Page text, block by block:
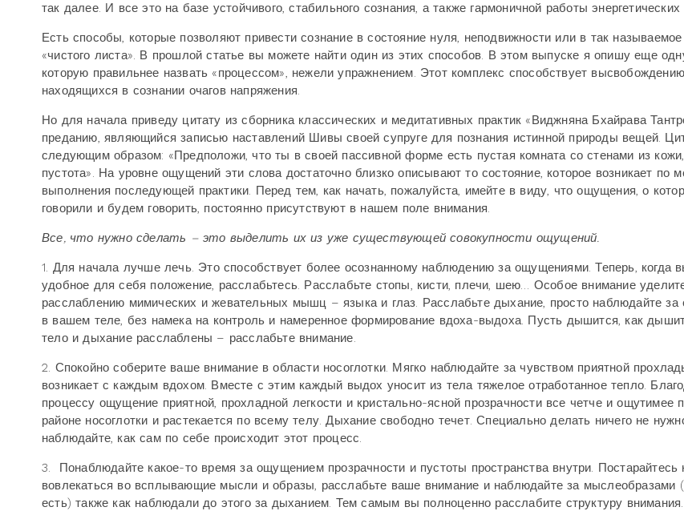
так далее. И все это на базе устойчивого, стабильного сознания, а также гармоничной работы энергетических
Есть способы, которые позволяют привести сознание в состояние нуля, неподвижности или в так называемое
«чистого листа». В прошлой статье вы можете найти один из этих способов. В этом выпуске я опишу еще
которую правильнее назвать «процессом», нежели упражнением. Этот комплекс способствует высвобождению
находящихся в сознании очагов напряжения.
Но для начала приведу цитату из сборника классических и медитативных практик «Виджняна Бхайрава
преданию, являющийся записью наставлений Шивы своей супруге для познания истинной природы вещей.
следующим образом: «Предположи, что ты в своей пассивной форме есть пустая комната со стенами из
пустота». На уровне ощущений эти слова достаточно близко описывают то состояние, которое возникает по
выполнения последующей практики. Перед тем, как начать, пожалуйста, имейте в виду, что ощущения, о
говорили и будем говорить, постоянно присутствуют в нашем поле внимания.
Все, что нужно сделать – это выделить их из уже существующей совокупности ощущений.
1. Для начала лучше лечь. Это способствует более осознанному наблюдению за ощущениями. Теперь, когда
удобное для себя положение, расслабьтесь. Расслабьте стопы, кисти, плечи, шею… Особое внимание
расслаблению мимических и жевательных мышц – языка и глаз. Расслабьте дыхание, просто наблюдайте за
в вашем теле, без намека на контроль и намеренное формирование вдоха-выдоха. Пусть дышится, как
тело и дыхание расслаблены – расслабьте внимание.
2. Спокойно соберите ваше внимание в области носоглотки. Мягко наблюдайте за чувством приятной
возникает с каждым вдохом. Вместе с этим каждый выдох уносит из тела тяжелое отработанное тепло.
процессу ощущение приятной, прохладной легкости и кристально-ясной прозрачности все четче и ощутимее
районе носоглотки и растекается по всему телу. Дыхание свободно течет. Специально делать ничего не
наблюдайте, как сам по себе происходит этот процесс.
3. Понаблюдайте какое-то время за ощущением прозрачности и пустоты пространства внутри. Постарайтесь
вовлекаться во всплывающие мысли и образы, расслабьте ваше внимание и наблюдайте за мыслеобразами
есть) также как наблюдали до этого за дыханием. Тем самым вы полноценно расслабите структуру